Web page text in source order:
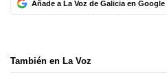
Añade a La Voz de Galicia en Google
También en La Voz